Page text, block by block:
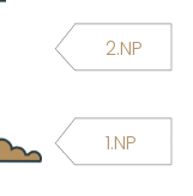
2.NP
1.NP